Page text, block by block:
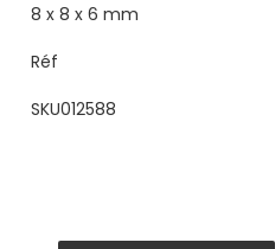
8 x 8 x 6 mm
Réf
SKU012588